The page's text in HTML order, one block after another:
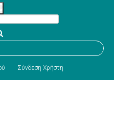
Σύνδεση Χρήστη